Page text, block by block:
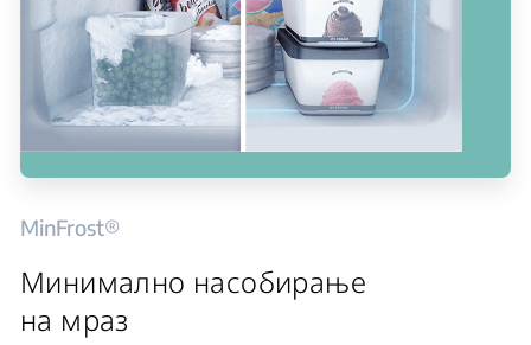
MinFrost®
Минимално насобирање
на мраз